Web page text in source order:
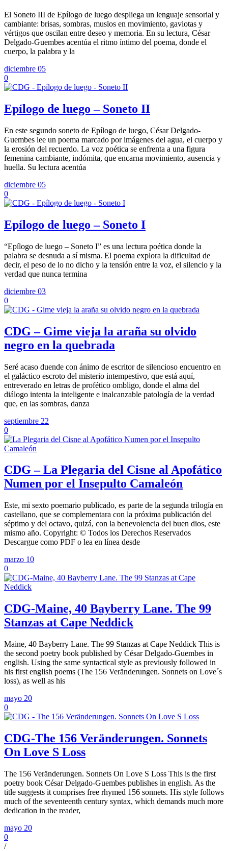
El Soneto III de Epílogo de luego despliega un lenguaje sensorial y
cambiante: brisas, sombras, muslos en movimiento, gaviotas y
vértigos que oscilan entre deseo y memoria. En su lectura, César
Delgado-Guembes acentúa el ritmo íntimo del poema, donde el
cuerpo, la palabra y la
diciembre 05
0
Epílogo de luego – Soneto II
En este segundo soneto de Epílogo de luego, César Delgado-
Guembes lee un poema marcado por imágenes del agua, el cuerpo y
la erosión del recuerdo. La voz poética se enfrenta a una figura
femenina cambiante, indómita, que encarna movimiento, ausencia y
huella. Su lectura acentúa
diciembre 05
0
Epílogo de luego – Soneto I
“Epílogo de luego – Soneto I” es una lectura poética donde la
palabra se desnuda a sí misma. El poema explora la dificultad de
decir, el peso de lo no dicho y la tensión entre la voz, el silencio y la
verdad que nunca termina
diciembre 03
0
CDG – Gime vieja la araña su olvido
negro en la quebrada
Seré acaso duende con ánimo de escritor de silencioso encuentro en
el galáctico escroto del misterio intempestivo, que está aquí,
entreverado en letras de profético ombligo, donde el alma del
diálogo intenta la inteligente e inalcanzable patología de la verdad
que, en las sombras, danza
septiembre 22
0
CDG – La Plegaria del Cisne al Apofático
Numen por el Insepulto Camaleón
Este, mi sexto poemario publicado, es parte de la segunda trilogía en
castellano, que se complementara con la próxima publicación del
séptimo y del octavo, quizá, con la benevolencia del buen dios, este
mismo año. Copyright: © Todos los Derechos Reservados
Descargue como PDF o lea en línea desde
marzo 10
0
CDG-Maine, 40 Bayberry Lane. The 99
Stanzas at Cape Neddick
Maine, 40 Bayberry Lane. The 99 Stanzas at Cape Neddick This is
the second poetry book published by César Delgado-Guembes in
english. Using the same syntactical style as previously followed in
his first english poems (The 156 Veränderungen. Sonnets on Love´s
loss), as well as his
mayo 20
0
CDG-The 156 Veränderungen. Sonnets
On Love S Loss
The 156 Veränderungen. Sonnets On Love S Loss This is the first
poetry book César Delgado-Guembes publishes in english. As the
title suggests it comprises free rhymed 156 sonnets. His style follows
much of the seventeenth century syntax, which demands much more
dedication in the reader,
mayo 20
0
/